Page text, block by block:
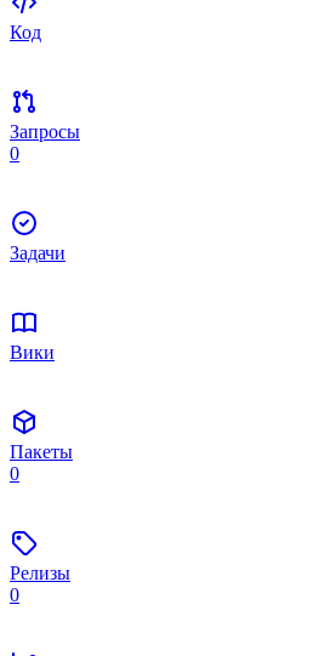
Код
Запросы
0
Задачи
Вики
Пакеты
0
Релизы
0